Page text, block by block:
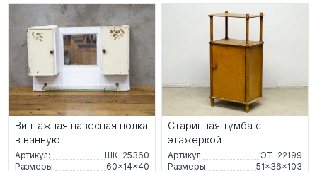
Винтажная навесная полка
в ванную
Артикул:
ШК-25360
Размеры:
60×14×40
Старинная тумба с
этажеркой
Артикул:
ЭТ-22199
Размеры:
51×36×103